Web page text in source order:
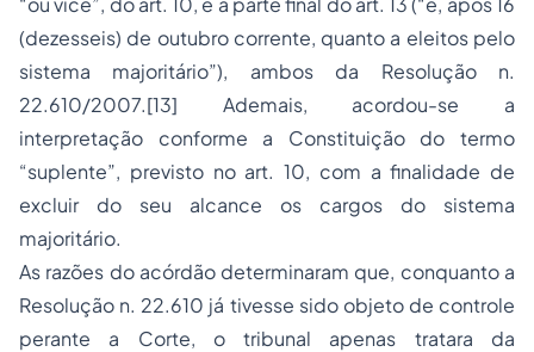
(dezesseis) de outubro corrente, quanto a eleitos pelo
sistema majoritário”), ambos da Resolução n.
22.610/2007.[13] Ademais, acordou-se a
interpretação conforme a Constituição do termo
“suplente”, previsto no art. 10, com a finalidade de
excluir do seu alcance os cargos do sistema
majoritário.
As razões do acórdão determinaram que, conquanto a
Resolução n. 22.610 já tivesse sido objeto de controle
perante a Corte, o tribunal apenas tratara da